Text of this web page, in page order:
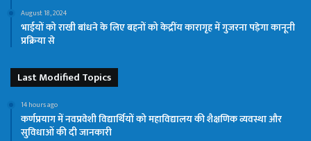
August 18, 2024
भाईयों को राखी बांधने के लिए बहनों को केद्रींय कारागृह में गुजरना पड़ेगा कानूनी
प्रक्रिया से
Last Modified Topics
14 hours ago
कर्णप्रयाग में नवप्रवेशी विद्यार्थियों को महाविद्यालय की शैक्षणिक व्यवस्था और
सुविधाओं की दी जानकारी